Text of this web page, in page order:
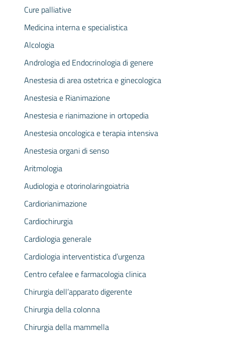
Cure palliative
Medicina interna e specialistica
Alcologia
Andrologia ed Endocrinologia di genere
Anestesia di area ostetrica e ginecologica
Anestesia e Rianimazione
Anestesia e rianimazione in ortopedia
Anestesia oncologica e terapia intensiva
Anestesia organi di senso
Aritmologia
Audiologia e otorinolaringoiatria
Cardiorianimazione
Cardiochirurgia
Cardiologia generale
Cardiologia interventistica d’urgenza
Centro cefalee e farmacologia clinica
Chirurgia dell’apparato digerente
Chirurgia della colonna
Chirurgia della mammella